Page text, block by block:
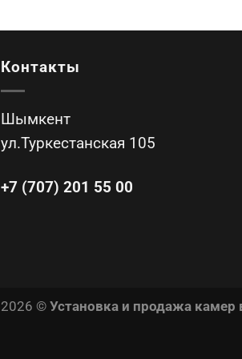
Контакты
Шымкент
ул.Туркестанская 105
+7 (707) 201 55 00
2026 © Установка и продажа